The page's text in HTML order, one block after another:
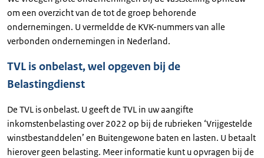
om een overzicht van de tot de groep behorende
ondernemingen. U vermeldde de KVK-nummers van alle
verbonden ondernemingen in Nederland.
TVL is onbelast, wel opgeven bij de
Belastingdienst
De TVL is onbelast. U geeft de TVL in uw aangifte
inkomstenbelasting over 2022 op bij de rubrieken ‘Vrijgestelde
winstbestanddelen’ en Buitengewone baten en lasten. U betaalt
hierover geen belasting. Meer informatie kunt u opvragen bij de